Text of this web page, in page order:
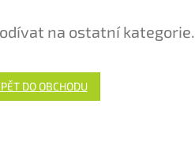
na ostatní kategorie.
DO OBCHODU